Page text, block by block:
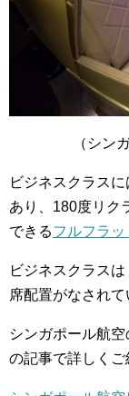
（シン
ビジネスクラス
あり、180度リク
できるフルフラッ
ビジネスクラス
席配置がなされて
シンガポール航
の記事で詳しくご